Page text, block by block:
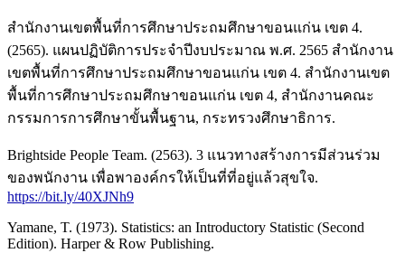
สำนักงานเขตพื้นที่การศึกษาประถมศึกษาขอนแก่น เขต 4.
(2565). แผนปฏิบัติการประจำปีงบประมาณ พ.ศ. 2565 สำนักงาน
เขตพื้นที่การศึกษาประถมศึกษาขอนแก่น เขต 4. สำนักงานเขต
พื้นที่การศึกษาประถมศึกษาขอนแก่น เขต 4, สำนักงานคณะ
กรรมการการศึกษาขั้นพื้นฐาน, กระทรวงศึกษาธิการ.
Brightside People Team. (2563). 3 แนวทางสร้างการมีส่วนร่วม
ของพนักงาน เพื่อพาองค์กรให้เป็นที่ที่อยู่แล้วสุขใจ.
https://bit.ly/40XJNh9
Yamane, T. (1973). Statistics: an Introductory Statistic (Second
Edition). Harper & Row Publishing.